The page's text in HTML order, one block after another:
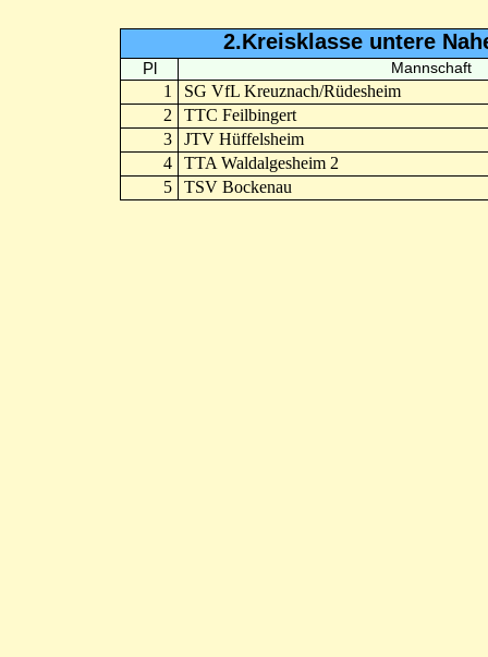
2.Kreisklasse untere
Pl Mannschaft
1
SG VfL Kreuznach/Rüdesheim
2
TTC Feilbingert
3
JTV Hüffelsheim
4
TTA Waldalgesheim 2
5
TSV Bockenau